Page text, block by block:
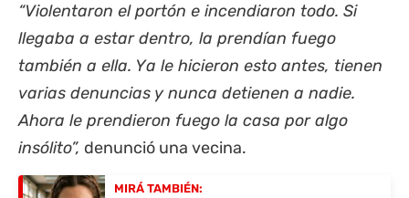
“Violentaron el portón e incendiaron todo. Si
llegaba a estar dentro, la prendían fuego
también a ella. Ya le hicieron esto antes, tienen
varias denuncias y nunca detienen a nadie.
Ahora le prendieron fuego la casa por algo
insólito”, denunció una vecina.
MIRÁ TAMBIÉN: